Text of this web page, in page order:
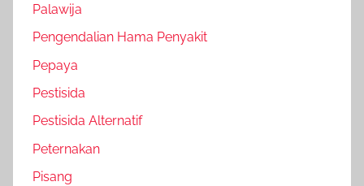
Palawija
Pengendalian Hama Penyakit
Pepaya
Pestisida
Pestisida Alternatif
Peternakan
Pisang